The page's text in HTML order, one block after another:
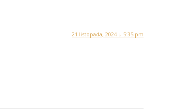
21 listopada, 2024 u 5:35 pm